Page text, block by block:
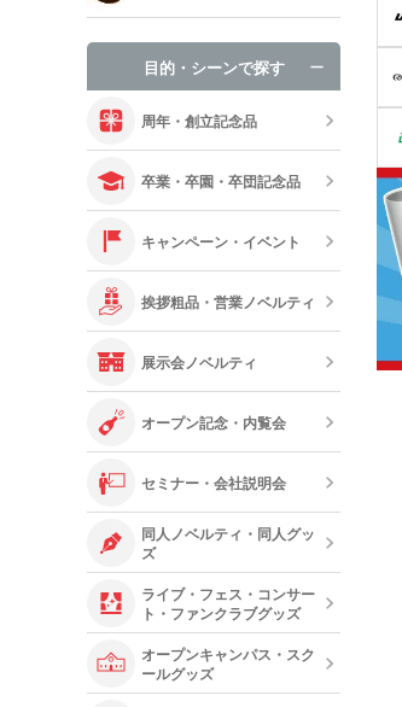
目的・シーンで探す
周年・創立記念品
卒業・卒園・卒団記念品
キャンペーン・イベント
挨拶粗品・営業ノベルティ
展示会ノベルティ
オープン記念・内覧会
セミナー・会社説明会
同人ノベルティ・同人グッ
ズ
ライブ・フェス・コンサー
ト・ファンクラブグッズ
オープンキャンパス・スク
ールグッズ